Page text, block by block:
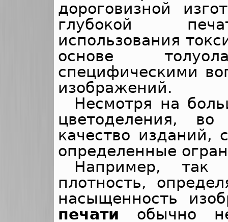
дороговизной
глубокой
использования
основе
специфическими
изображений.
Несмотря на
цветоделения,
качество изданий,
определенные
Например, так
плотность,
насыщенность
печати обычно